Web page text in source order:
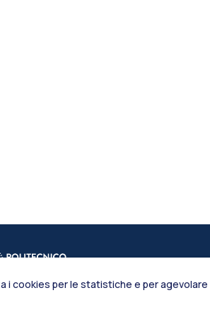
i cookies per le statistiche e per agevolare